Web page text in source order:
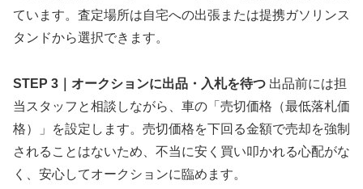
ています。査定場所は自宅への出張または提携ガソリンス
タンドから選択できます。
STEP 3｜オークションに出品・入札を待つ 出品前には担
当スタッフと相談しながら、車の「売切価格（最低落札価
格）」を設定します。売切価格を下回る金額で売却を強制
されることはないため、不当に安く買い叩かれる心配がな
く、安心してオークションに臨めます。